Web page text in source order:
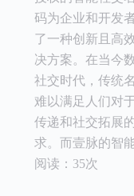
码为企业和开发
了一种创新且高
决方案。在当今
社交时代，传统
难以满足人们对
传递和社交拓展
求。而壹脉的智
阅读：35次